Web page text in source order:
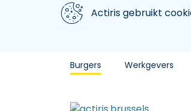
Aller au contenu principal
We gebruiken cookiesActiris gebruikt
Burgers Werkgevers